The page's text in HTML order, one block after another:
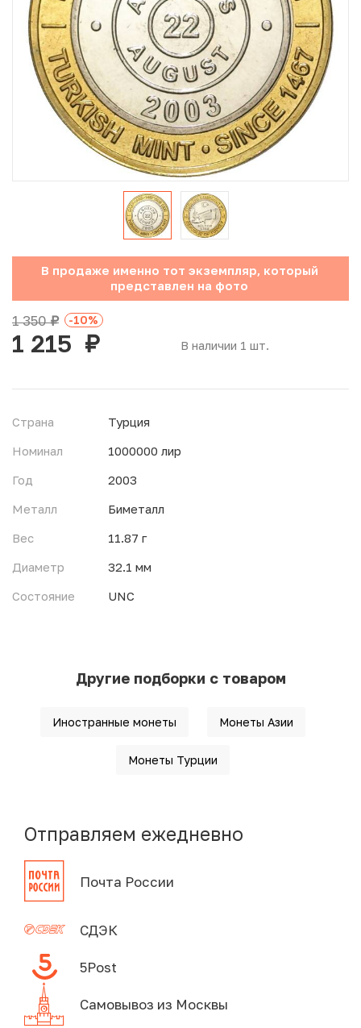
Юбилейные монеты Банка России (с 1999 года)
Памятные и инвестиционные монеты СССР и России
Иностранные монеты
Неофициальные выпуски монет (Unusual)
Античные и средневековые монеты
В продаже именно тот экземпляр, который
представлен на фото
В наличии 1 шт.
1 350руб. -10%
1 215 руб.
Страна
Турция
Номинал
1000000 лир
Год
2003
Металл
Биметалл
Вес
11.87 г
Диаметр
32.1 мм
Состояние
UNC
Другие подборки с товаром
Иностранные монеты Монеты Азии
Монеты Турции
Отправляем ежедневно
Почта России
СДЭК
5Post
Самовывоз из Москвы